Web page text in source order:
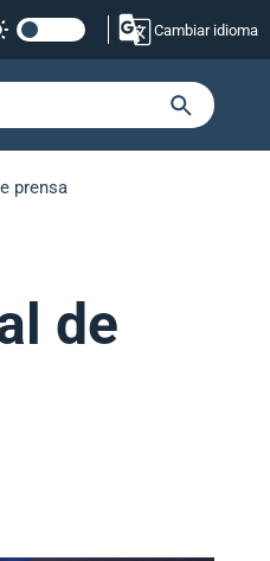
Cambiar idioma
prensa
de